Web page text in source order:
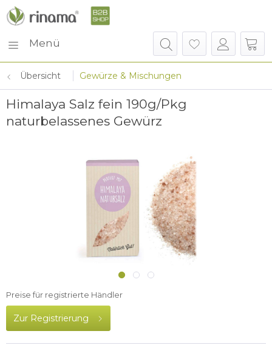
Menü
Übersicht Gewürze & Mischungen
Himalaya Salz fein 190g/Pkg
naturbelassenes Gewürz
Preise für registrierte Händler
Zur Registrierung